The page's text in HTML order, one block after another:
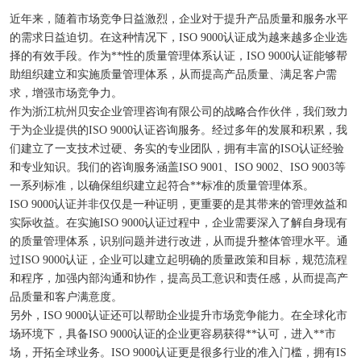
近年来，随着市场竞争日益激烈，企业对于提升产品质量和服务水平
的需求日益迫切。在这种情况下，ISO 9000认证成为越来越多企业选
择的有效手段。作为**性的质量管理体系认证，ISO 9000认证能够帮
助组织建立和实施质量管理体系，从而提高产品质量、满足客户需
求，增强市场竞争力。
作为浙江杭州贝安企业管理咨询有限公司的战略合作伙伴，我们致力
于为企业提供的ISO 9000认证咨询服务。经过多年的发展和积累，我
们建立了一支技术过硬、务实的专业团队，拥有丰富的ISO认证经验
和专业知识。我们的咨询服务涵盖ISO 9001、ISO 9002、ISO 9003等
一系列标准，以确保组织建立起符合**标准的质量管理体系。
ISO 9000认证并非仅仅是一种证明，更重要的是其带来的管理效益和
实际收益。在实施ISO 9000认证过程中，企业需要深入了解自身现有
的质量管理体系，识别问题并进行改进，从而提升整体管理水平。通
过ISO 9000认证，企业可以建立起明确的质量政策和目标，规范流程
和程序，加强内部沟通和协作，提高员工意识和责任感，从而提高产
品质量和客户满意度。
另外，ISO 9000认证还可以帮助企业提升市场竞争能力。在全球化市
场环境下，具备ISO 9000认证的企业更容易获得**认可，进入**市
场，开拓全球业务。ISO 9000认证更是很多行业的准入门槛，拥有IS